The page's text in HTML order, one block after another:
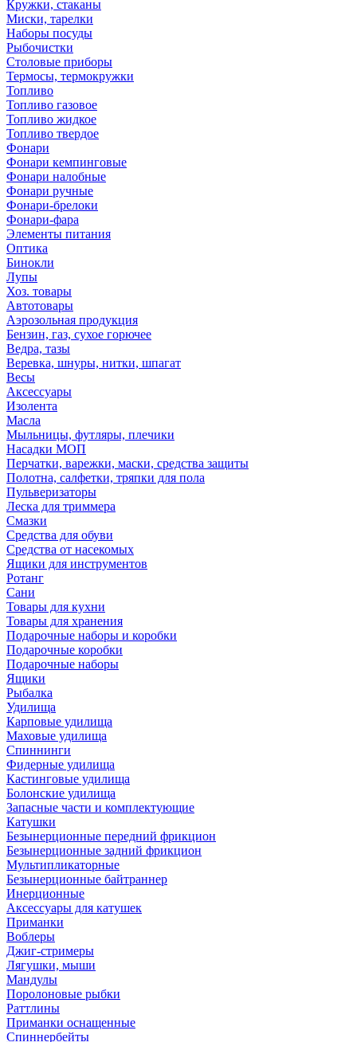
Кружки, стаканы
Миски, тарелки
Наборы посуды
Рыбочистки
Столовые приборы
Термосы, термокружки
Топливо
Топливо газовое
Топливо жидкое
Топливо твердое
Фонари
Фонари кемпинговые
Фонари налобные
Фонари ручные
Фонари-брелоки
Фонари-фара
Элементы питания
Оптика
Бинокли
Лупы
Хоз. товары
Автотовары
Аэрозольная продукция
Бензин, газ, сухое горючее
Ведра, тазы
Веревка, шнуры, нитки, шпагат
Весы
Аксессуары
Изолента
Масла
Мыльницы, футляры, плечики
Насадки МОП
Перчатки, варежки, маски, средства защиты
Полотна, салфетки, тряпки для пола
Пульверизаторы
Леска для триммера
Смазки
Средства для обуви
Средства от насекомых
Ящики для инструментов
Ротанг
Сани
Товары для кухни
Товары для хранения
Подарочные наборы и коробки
Подарочные коробки
Подарочные наборы
Ящики
Рыбалка
Удилища
Карповые удилища
Маховые удилища
Спиннинги
Фидерные удилища
Кастинговые удилища
Болонские удилища
Запасные части и комплектующие
Катушки
Безынерционные передний фрикцион
Безынерционные задний фрикцион
Мультипликаторные
Безынерционные байтраннер
Инерционные
Аксессуары для катушек
Приманки
Воблеры
Джиг-стримеры
Лягушки, мыши
Мандулы
Поролоновые рыбки
Раттлины
Приманки оснащенные
Спиннербейты